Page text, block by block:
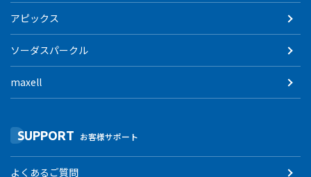
アピックス
ソーダスパークル
maxell
SUPPORT お客様サポート
よくあるご質問